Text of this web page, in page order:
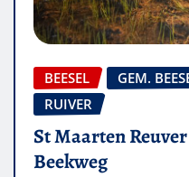
BEESEL GEM.
RUIVER
St Maarten
Beekweg